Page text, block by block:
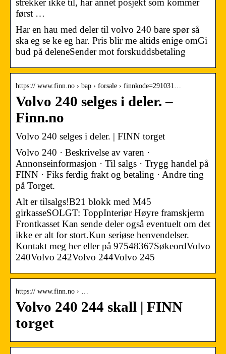
strekker ikke til, har annet posjekt som kommer
først …
Har en hau med deler til volvo 240 bare spør så
ska eg se ke eg har. Pris blir me altids enige omGi
bud på deleneSender mot forskuddsbetaling
https:// www.finn.no › bap › forsale › finnkode=291031…
Volvo 240 selges i deler. –
Finn.no
Volvo 240 selges i deler. | FINN torget
Volvo 240 · Beskrivelse av varen ·
Annonseinformasjon · Til salgs · Trygg handel på
FINN · Fiks ferdig frakt og betaling · Andre ting
på Torget.
Alt er tilsalgs!B21 blokk med M45
girkasseSOLGT: ToppInteriør Høyre framskjerm
Frontkasset Kan sende deler også eventuelt om det
ikke er alt for stort.Kun seriøse henvendelser.
Kontakt meg her eller på 97548367SøkeordVolvo
240Volvo 242Volvo 244Volvo 245
https:// www.finn.no › …
Volvo 240 244 skall | FINN
torget